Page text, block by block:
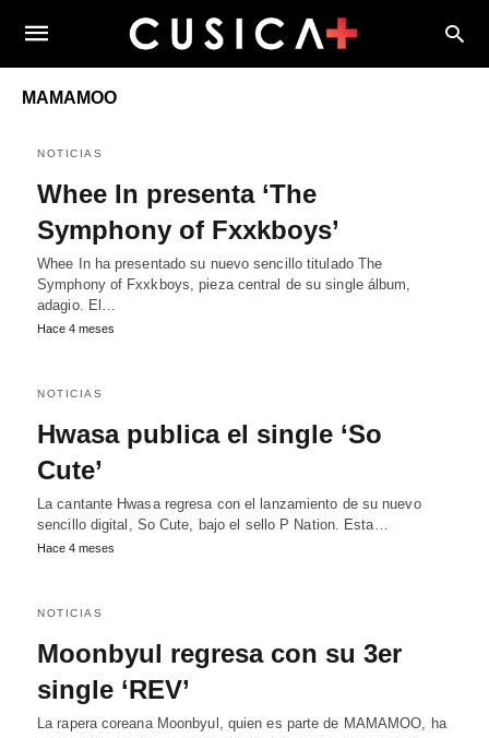
MAMAMOO
NOTICIAS
Whee In presenta ‘The
Symphony of Fxxkboys’
Whee In ha presentado su nuevo sencillo titulado The
Symphony of Fxxkboys, pieza central de su single álbum,
adagio. El…
Hace 4 meses
NOTICIAS
Hwasa publica el single ‘So
Cute’
La cantante Hwasa regresa con el lanzamiento de su nuevo
sencillo digital, So Cute, bajo el sello P Nation. Esta…
Hace 4 meses
NOTICIAS
Moonbyul regresa con su 3er
single ‘REV’
La rapera coreana Moonbyul, quien es parte de MAMAMOO, ha